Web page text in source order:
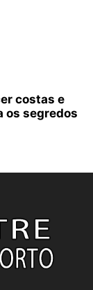
costas e
os segredos